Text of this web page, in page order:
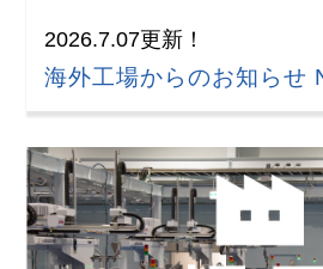
2026.7.07更新！
海外工場からのお知らせ